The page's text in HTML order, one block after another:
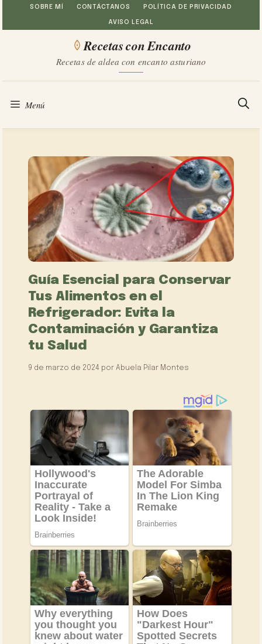
Saltar
al
SOBRE MÍ CONTÁCTANOS POLÍTICA DE PRIVACIDAD
AVISO LEGAL
Recetas con Encanto
Recetas de aldea con encanto asturiano
Menú
Guía Esencial para Conservar
Tus Alimentos en el
Refrigerador: Evita la
Contaminación y Garantiza
tu Salud
9 de marzo de 2024 porAbuela Pilar Montes